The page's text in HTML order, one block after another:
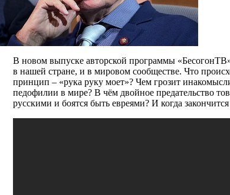
В новом выпуске авторской программы
в нашей стране, и в мировом сообществе. Что
принцип – «рука руку моет»? Чем грозит
педофилии в мире? В чём двойное предательство
русскими и боятся быть евреями? И когда